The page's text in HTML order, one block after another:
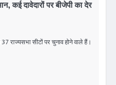
कई दावेदारों पर बीजेपी का देर
राज्यसभा सीटों पर चुनाव होने वाले हैं।